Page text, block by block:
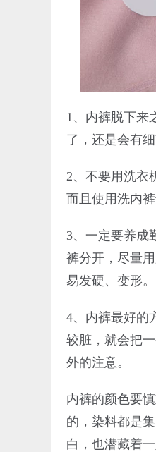
1、内裤脱下来
了，还是会有
2、不要用洗衣
而且使用洗内
3、一定要养成
裤分开，尽量
易发硬、变形。
4、内裤最好的
较脏，就会把
外的注意。
内裤的颜色要
的，染料都是
白，也潜藏着